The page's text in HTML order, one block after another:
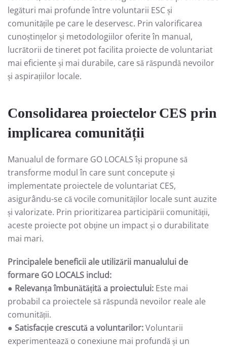
legături mai profunde între voluntarii ESC și
comunitățile pe care le deservesc. Prin valorificarea
cunoștințelor și metodologiilor oferite în manual,
lucrătorii de tineret pot facilita proiecte de voluntariat
mai eficiente și mai durabile, care să răspundă nevoilor
și aspirațiilor locale.
Consolidarea proiectelor CES prin
implicarea comunității
Manualul de formare GO LOCALS își propune să
transforme modul în care sunt concepute și
implementate proiectele de voluntariat CES,
asigurându-se că vocile comunităților locale sunt auzite
și valorizate. Prin prioritizarea participării comunității,
aceste proiecte pot obține un impact și o durabilitate
mai mari.
Principalele beneficii ale utilizării manualului de
formare GO LOCALS includ:
● Relevanța îmbunătățită a proiectului: Este mai
probabil ca proiectele să răspundă nevoilor reale ale
comunității.
● Satisfacție crescută a voluntarilor:Voluntarii
experimentează o conexiune mai profundă și un